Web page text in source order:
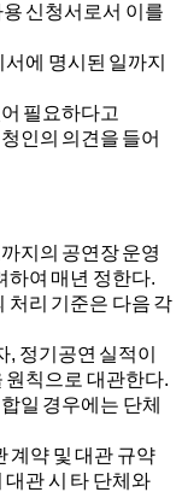
신청서로서 이를
에 명시된 일까지
필요하다고
인의 의견을 들어
지의 공연장 운영
하여 매년 정한다.
처리 기준은 다음 각
정기공연 실적이
원칙으로 대관한다.
일 경우에는 단체
계약 및 대관 규약
대관 시 타 단체와